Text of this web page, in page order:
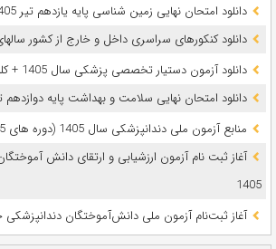
دانلود امتحان نهایی زمین شناسی پایه یازدهم تیر 1405
دانلود کنکورهای سراسری داخل و خارج از کشور سالهای 1381 تا
دانلود آزمون دستیار تخصصی پزشکی سال 1405 + کلید نهایی
دانلود امتحان نهایی سلامت و بهداشت پایه دوازدهم تیر 1405 +
ﻣﻨﺎﺑﻊ آزﻣﻮن ﻣﻠﯽ دندانپزشکی سال 1405 (دوره های 25 و 26)
آغاز ثبت نام آزمون‌ ارزشیابی و ارتقای دانش
1405
آغاز ثبت‌نام آزمون ملی دانش‌آموختگان دندانپزشکی